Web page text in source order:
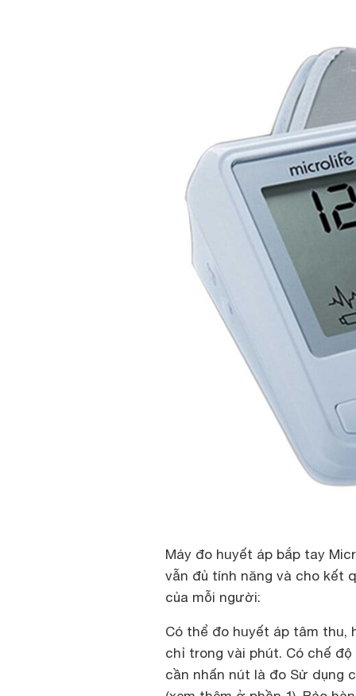
Máy đo huyết áp bắp tay
vẫn đủ tính năng và cho kết
của mỗi người:
Có thể đo huyết áp tâm
chỉ trong vài phút. Có chế
cần nhấn nút là đo Sử dụng